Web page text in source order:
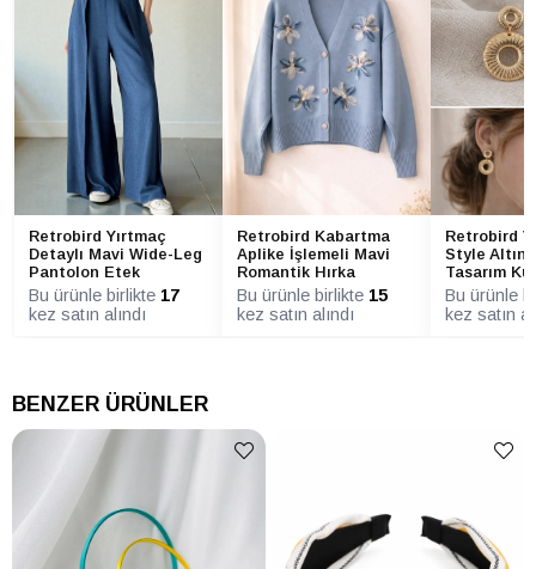
Retrobird Yırtmaç
Detaylı Mavi Wide-Leg
Pantolon Etek
Bu ürünle birlikte 17
kez satın alındı
Retrobird Kabartma
Aplike İşlemeli Mavi
Romantik Hırka
Bu ürünle birlikte 15
kez satın alındı
Retrobird
Style Altın
Tasarım
Bu ürünle
kez satın
BENZER ÜRÜNLER